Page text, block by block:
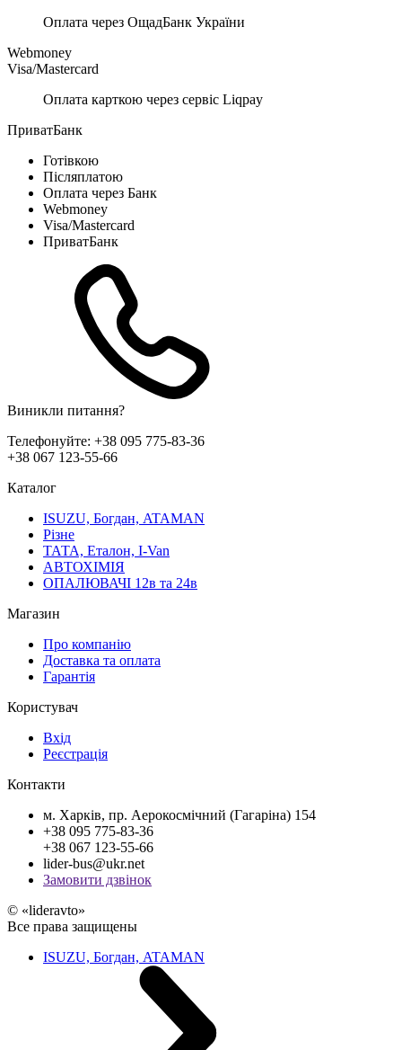
Оплата через ОщадБанк України
Webmoney
Visa/Mastercard
Оплата карткою через сервіс Liqpay
ПриватБанк
Готівкою
Післяплатою
Оплата через Банк
Webmoney
Visa/Mastercard
ПриватБанк
Виникли питання?
Телефонуйте: +38 095 775-83-36
+38 067 123-55-66
Каталог
ISUZU, Богдан, ATAMAN
Різне
ТАТА, Еталон, I-Van
АВТОХІМІЯ
ОПАЛЮВАЧІ 12в та 24в
Магазин
Про компанію
Доставка та оплата
Гарантія
Користувач
Вхід
Реєстрація
Контакти
м. Харків, пр. Аерокосмічний (Гагаріна) 154
+38 095 775-83-36
+38 067 123-55-66
lider-bus@ukr.net
Замовити дзвінок
© «lideravto»
Все права защищены
ISUZU, Богдан, ATAMAN